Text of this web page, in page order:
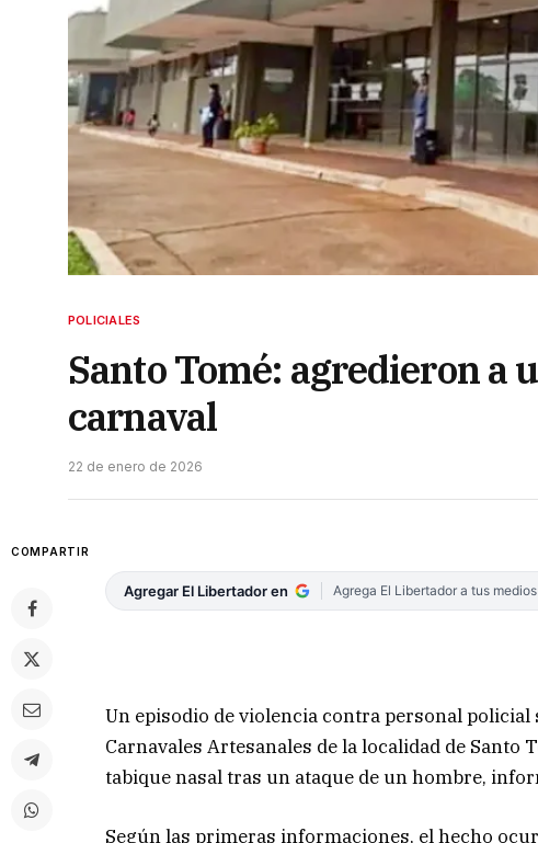
POLICIALES
Santo Tomé: agredieron a
carnaval
22 de enero de 2026
COMPARTIR
Agregar El Libertador en Agrega El Libertador a tus
Un episodio de violencia contra personal
Carnavales Artesanales de la localidad de
tabique nasal tras un ataque de un hombre,
Según las primeras informaciones, el hecho